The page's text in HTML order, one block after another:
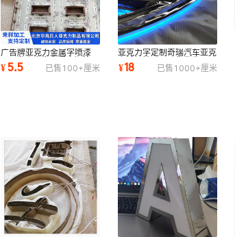
广告牌亚克力金属字喷漆
LED发光广告字门头招牌
LED发光字商用
¥5.5 已售 100+厘米
亚克力字定制奇瑞汽车亚克
力镀银镜面LED背发光
LOGO不锈钢字标牌
¥18 已售 1000+厘米